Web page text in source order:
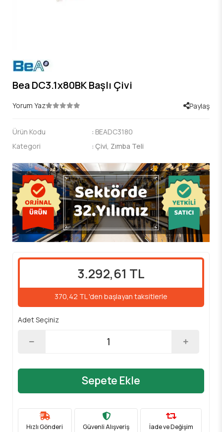
Bea DC3.1x80BK Başlı Çivi
Yorum Yaz Paylaş
Ürün Kodu : BEADC3180
Kategori
: Çivi, Zımba Teli
3.292,61 TL
370,42 TL 'den başlayan taksitlerle
Adet Seçiniz
Sepete Ekle
Hızlı Gönderi Güvenli Alışveriş İade ve Değişim